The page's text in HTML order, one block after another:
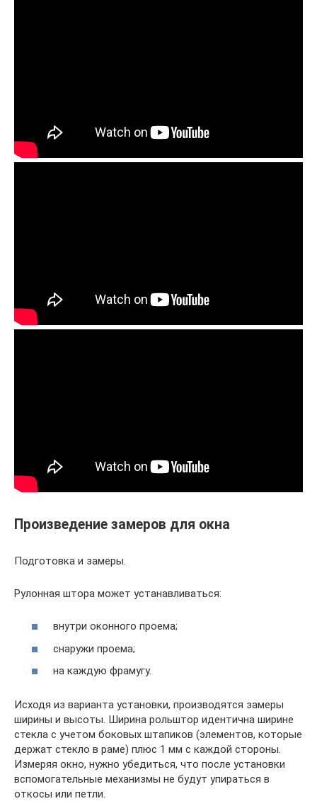
Произведение замеров для окна
Подготовка и замеры.
Рулонная штора может устанавливаться:
внутри оконного проема;
снаружи проема;
на каждую фрамугу.
Исходя из варианта установки, производятся замеры
ширины и высоты. Ширина рольштор идентична ширине
стекла с учетом боковых штапиков (элементов, которые
держат стекло в раме) плюс 1 мм с каждой стороны.
Измеряя окно, нужно убедиться, что после установки
вспомогательные механизмы не будут упираться в
откосы или петли.